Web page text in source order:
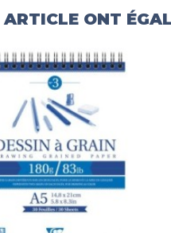
ONT